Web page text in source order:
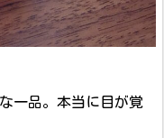
一品。本当に目が覚